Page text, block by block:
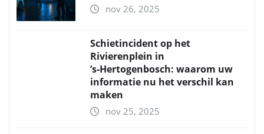
nov 26, 2025
Schietincident op het
Rivierenplein in
’s‑Hertogenbosch: waarom uw
informatie nu het verschil kan
maken
nov 25, 2025